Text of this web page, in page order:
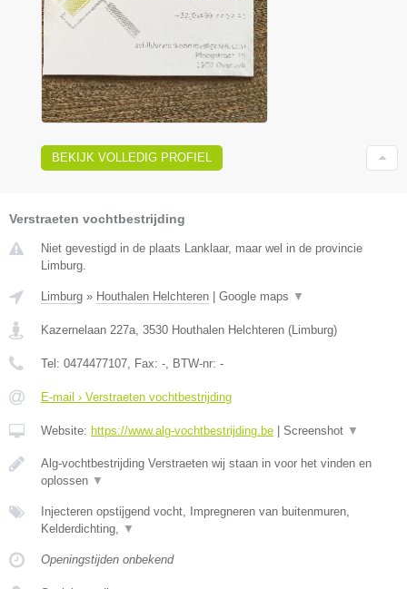
BEKIJK VOLLEDIG PROFIEL
Verstraeten vochtbestrijding
Niet gevestigd in de plaats Lanklaar, maar wel in de provincie
Limburg.
Limburg » Houthalen Helchteren Google maps ▼
Kazernelaan 227a, 3530 Houthalen Helchteren (Limburg)
Tel: 0474477107, Fax: -, BTW-nr: -
E-mail › Verstraeten vochtbestrijding
Website: https://www.alg-vochtbestrijding.be Screenshot ▼
Alg-vochtbestrijding Verstraeten wij staan in voor het vinden en
oplossen ▼
Injecteren opstijgend vocht, Impregneren van buitenmuren,
Kelderdichting, ▼
Openingstijden onbekend